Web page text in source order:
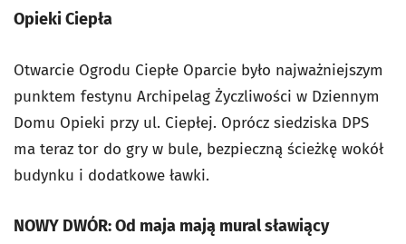
Opieki Ciepła
Otwarcie Ogrodu Ciepłe Oparcie było najważniejszym
punktem festynu Archipelag Życzliwości w Dziennym
Domu Opieki przy ul. Ciepłej. Oprócz siedziska DPS
ma teraz tor do gry w bule, bezpieczną ścieżkę wokół
budynku i dodatkowe ławki.
NOWY DWÓR: Od maja mają mural sławiący